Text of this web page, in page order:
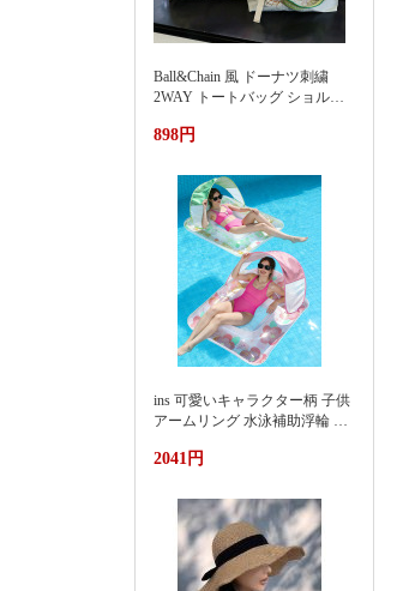
Ball&Chain 風 ドーナツ刺繍
2WAY トートバッグ ショルダ
ッグ 大容量通勤カバン夏季新
搭通勤小众大容量单肩购物袋
898円
ins 可愛いキャラクター柄 子供
アームリング 水泳補助浮輪 プ
池遮阳蓬浮床充气浮排男女水
2041円